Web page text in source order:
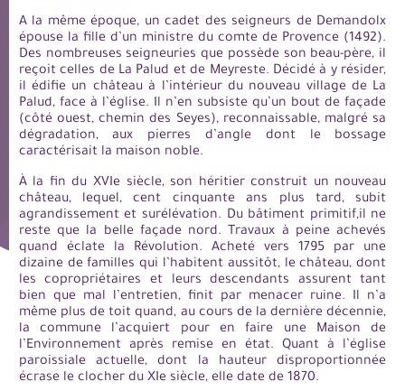
A la même époque, un cadet des seigneurs de Demandolx
épouse la fille d’un ministre du comte de Provence (1492).
Des nombreuses seigneuries que possède son beau-père, il
reçoit celles de La Palud et de Meyreste. Décidé à y résider,
il édifie un château à l’intérieur du nouveau village de La
Palud, face à l’église. Il n’en subsiste qu’un bout de façade
(côté ouest, chemin des Seyes), reconnaissable, malgré sa
dégradation, aux pierres d’angle dont le bossage
caractérisait la maison noble.
À la fin du XVIe siècle, son héritier construit un nouveau
château, lequel, cent cinquante ans plus tard, subit
agrandissement et surélévation. Du bâtiment primitif,il ne
reste que la belle façade nord. Travaux à peine achevés
quand éclate la Révolution. Acheté vers 1795 par une
dizaine de familles qui l’habitent aussitôt, le château, dont
les copropriétaires et leurs descendants assurent tant
bien que mal l’entretien, finit par menacer ruine. Il n’a
même plus de toit quand, au cours de la dernière décennie,
la commune l’acquiert pour en faire une Maison de
l’Environnement après remise en état. Quant à l’église
paroissiale actuelle, dont la hauteur disproportionnée
écrase le clocher du XIe siècle, elle date de 1870.